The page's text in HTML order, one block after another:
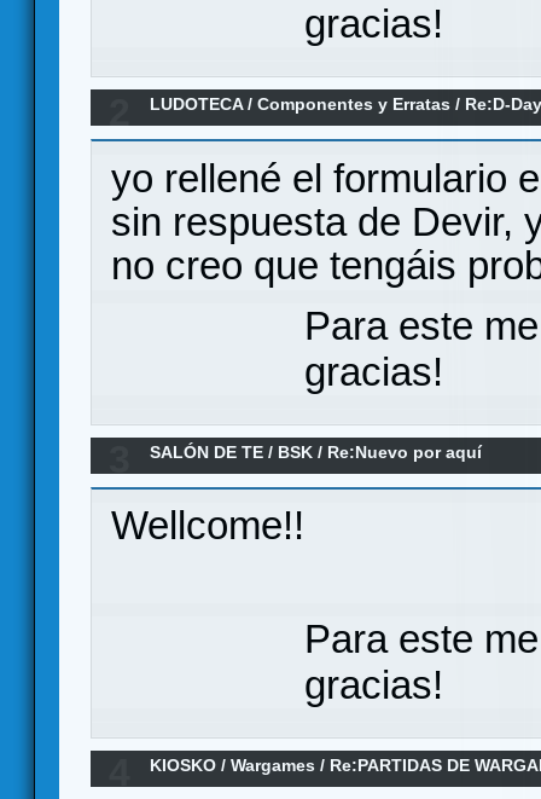
gracias!
LUDOTECA/Componentes y Erratas / Re:D-
(Erratas)
yo rellené el formulario
sin respuesta de Devir,
no creo que tengáis
Para este
gracias!
SALÓN DE TE / BSK / Re:Nuevo por aquí
Wellcome!!
Para este
gracias!
KIOSKO /Wargames / Re:PARTIDAS DE